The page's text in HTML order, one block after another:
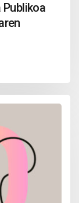
Publikoa